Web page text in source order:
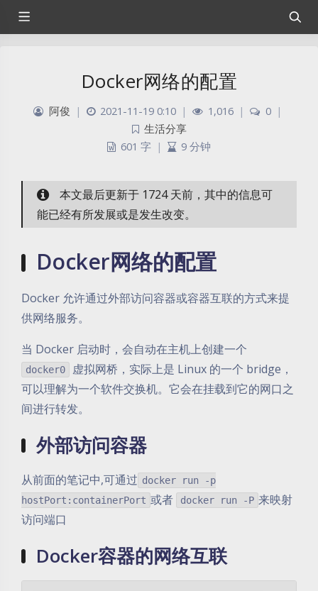
Docker网络的配置
阿俊 | 2021-11-19 0:10 | 1,016 | 0 |
生活分享
601 字 | 9 分钟
本文最后更新于 1724 天前，其中的信息可
能已经有所发展或是发生改变。
Docker网络的配置
Docker 允许通过外部访问容器或容器互联的方式来提
供网络服务。
当 Docker 启动时，会自动在主机上创建一个
docker0
虚拟网桥，实际上是 Linux 的一个 bridge，
可以理解为一个软件交换机。它会在挂载到它的网口之
间进行转发。
外部访问容器
从前面的笔记中,可通过 docker run -p
hostPort:containerPort 或者 docker run -P 来映射
访问端口
Docker容器的网络互联